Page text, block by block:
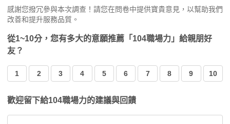
感謝您撥冗參與本次調查！請您在問卷中提供寶貴意見，以幫助我們
改善和提升服務品質。
從1~10分，您有多大的意願推薦「104職場力」給親朋好
友？
1 2 3 4 5 6 7 8 9 10
歡迎留下給104職場力的建議與回饋